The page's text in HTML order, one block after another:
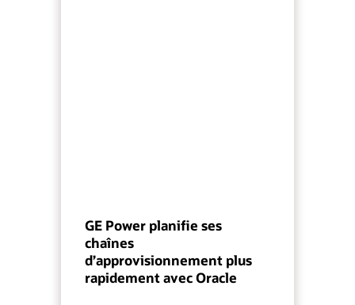
GE Power planifie ses
chaînes
d’approvisionnement plus
rapidement avec Oracle